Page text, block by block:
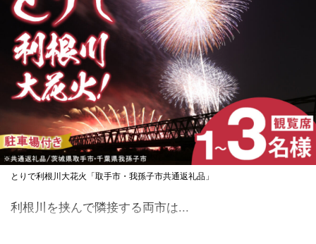
とりで利根川大花火「取手市・我孫子市共通返礼品」
利根川を挟んで隣接する両市は...